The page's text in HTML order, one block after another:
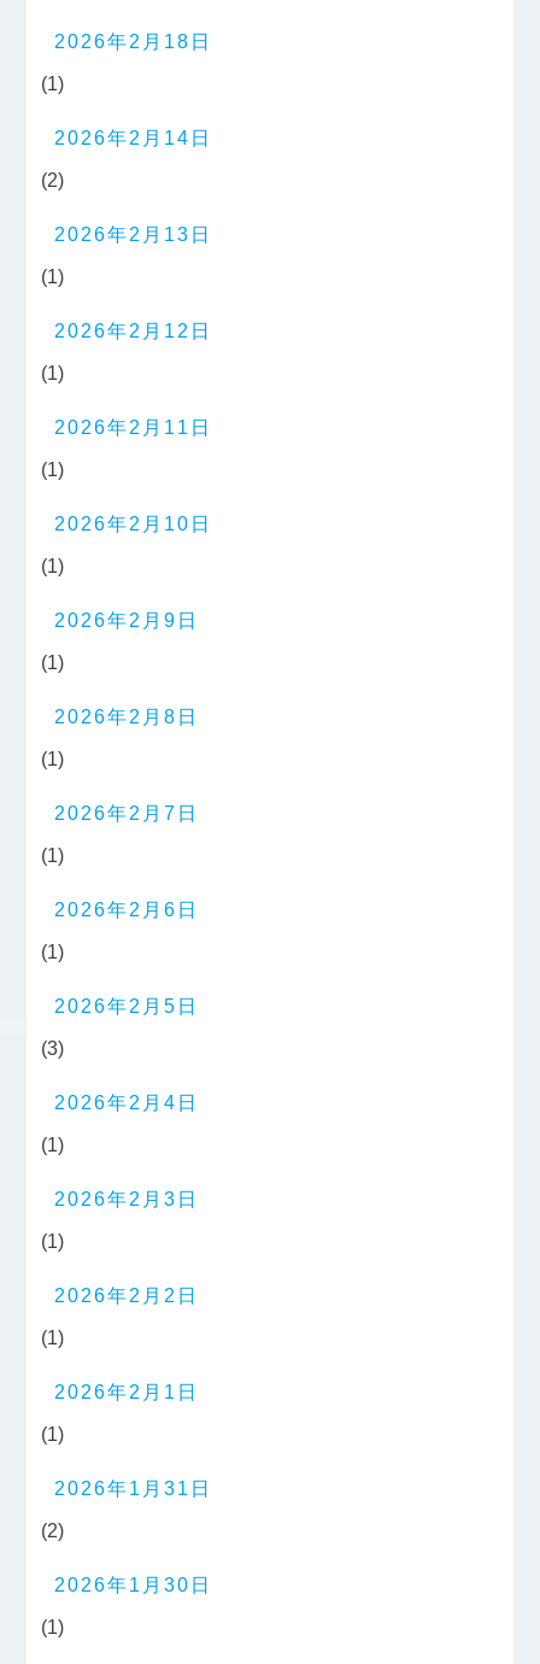
2026年2月18日
(1)
2026年2月14日
(2)
2026年2月13日
(1)
2026年2月12日
(1)
2026年2月11日
(1)
2026年2月10日
(1)
2026年2月9日
(1)
2026年2月8日
(1)
2026年2月7日
(1)
2026年2月6日
(1)
2026年2月5日
(3)
2026年2月4日
(1)
2026年2月3日
(1)
2026年2月2日
(1)
2026年2月1日
(1)
2026年1月31日
(2)
2026年1月30日
(1)